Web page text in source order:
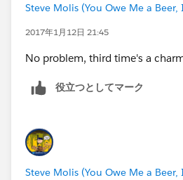
Steve Molis (You Owe Me a Beer,
2017年1月12日 21:45
No problem, third time's a
役立つとしてマーク
Steve Molis (You Owe Me a Beer,